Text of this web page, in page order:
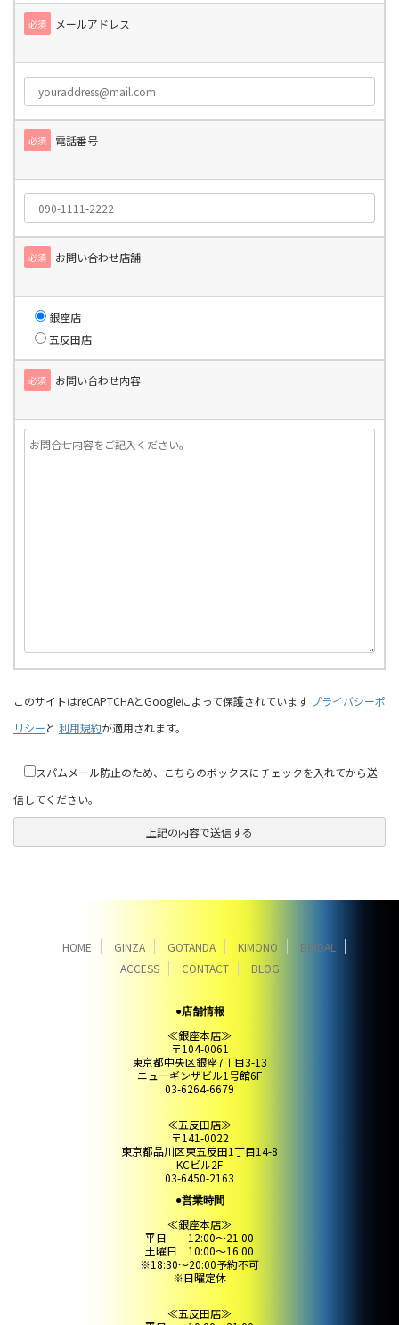
必須 メールアドレス
必須 電話番号
必須 お問い合わせ店舗
銀座店
五反田店
必須 お問い合わせ内容
このサイトはreCAPTCHAとGoogleによって保護されています プライバシーポ
リシーと 利用規約が適用されます。
スパムメール防止のため、こちらのボックスにチェックを入れてから送
信してください。
HOME GINZA GOTANDA KIMONO
BRIDAL
ACCESS
CONTACT BLOG
●店舗情報
≪銀座本店≫
〒104-0061
東京都中央区銀座7丁目3-13
ニューギンザビル1号館6F
03-6264-6679
≪五反田店≫
〒141-0022
東京都品川区東五反田1丁目14-8
KCビル2F
03-6450-2163
●営業時間
≪銀座本店≫
平日 12:00～21:00
土曜日 10:00～16:00
※18:30～20:00予約不可
※日曜定休
≪五反田店≫